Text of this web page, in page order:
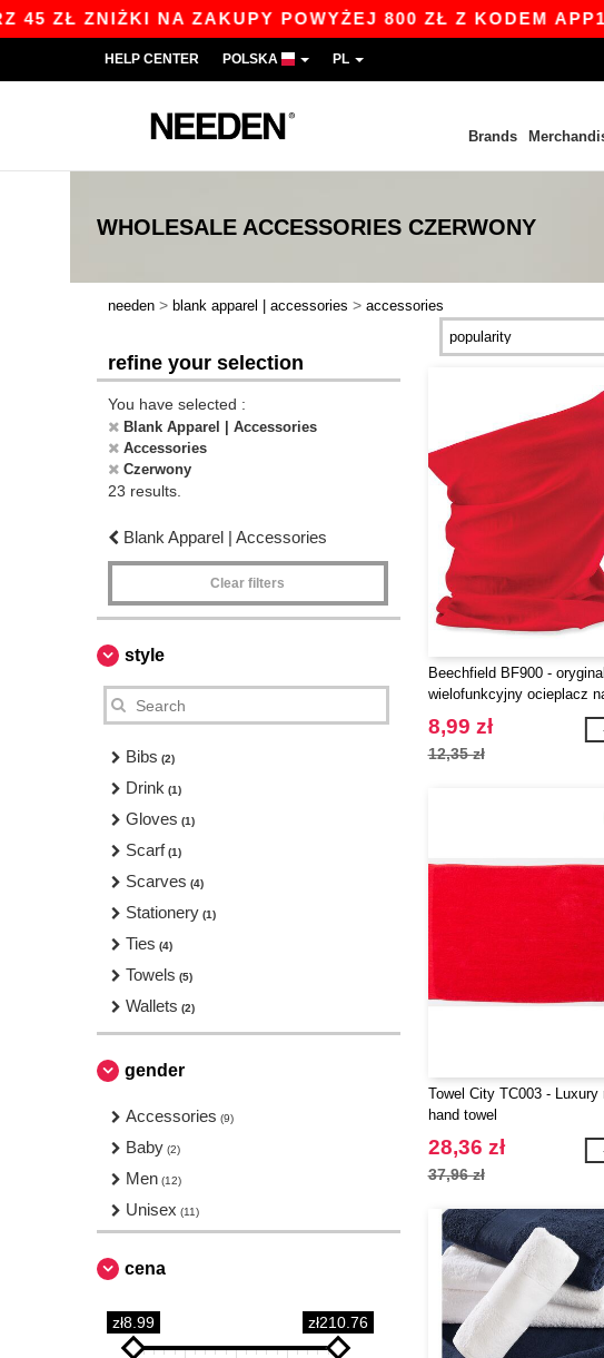
ZNIŻKI NA ZAKUPY POWYŻEJ 800 ZŁ Z KODEM APP10 -
HELP CENTER POLSKA PL
Brands
WHOLESALE ACCESSORIES CZERWONY
needen > blank apparel | accessories > accessories
refine your selection
You have selected :
Blank Apparel | Accessories
Accessories
Czerwony
23 results.
Blank Apparel | Accessories
Clear filters
style
Bibs (2)
Drink (1)
Gloves (1)
Scarf (1)
Scarves (4)
Stationery (1)
Ties (4)
Towels (5)
Wallets (2)
gender
Accessories (9)
Baby (2)
Men (12)
Unisex (11)
cena
zł8.99 zł210.76
Beechfield BF900 -
wielofunkcyjny ocieplacz
8,99 zł
12,35 zł
Towel City TC003 - Luxury
hand towel
28,36 zł
37,96 zł